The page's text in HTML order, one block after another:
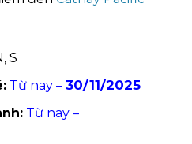
S
Từ nay – 30/11/2025
Từ nay –